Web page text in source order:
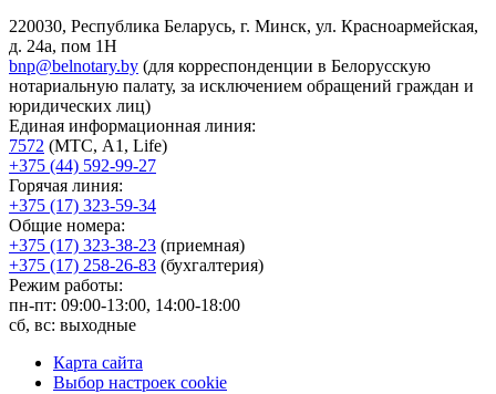
220030, Республика Беларусь, г. Минск, ул. Красноармейская,
д. 24а, пом 1Н
bnp@belnotary.by (для корреспонденции в Белорусскую
нотариальную палату, за исключением обращений граждан и
юридических лиц)
Единая информационная линия:
7572 (МТС, A1, Life)
+375 (44) 592-99-27
Горячая линия:
+375 (17) 323-59-34
Общие номера:
+375 (17) 323-38-23 (приемная)
+375 (17) 258-26-83 (бухгалтерия)
Режим работы:
пн-пт: 09:00-13:00, 14:00-18:00
сб, вс: выходные
Карта сайта
Выбор настроек cookie